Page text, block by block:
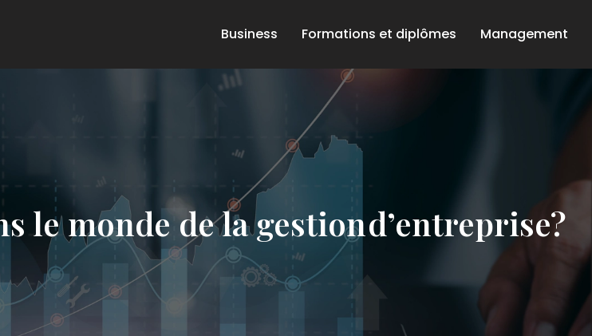
Business Formations et diplômes Management
le monde de la gestion d’entreprise?